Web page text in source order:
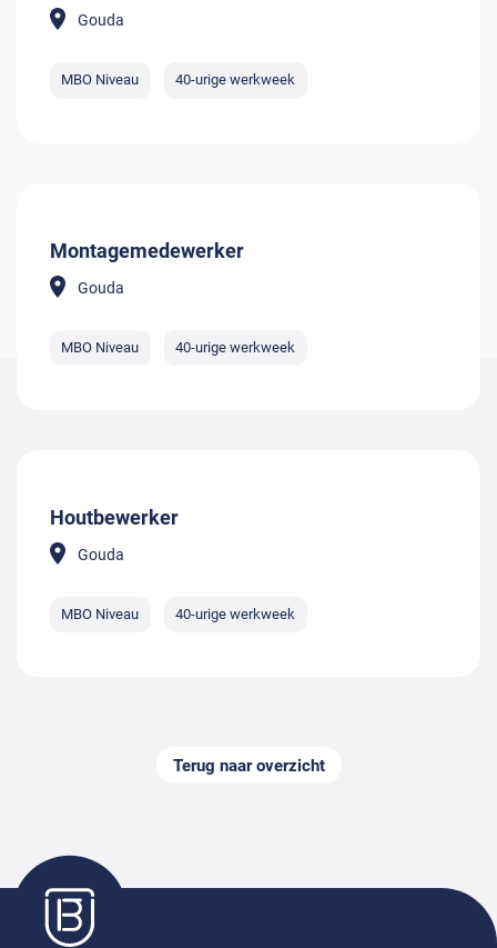
Gouda
MBO Niveau 40-urige werkweek
Montagemedewerker
Gouda
MBO Niveau 40-urige werkweek
Houtbewerker
Gouda
MBO Niveau 40-urige werkweek
Terug naar overzicht